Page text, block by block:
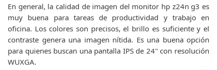
En general, la calidad de imagen del monitor hp z24n g3 es
muy buena para tareas de productividad y trabajo en
oficina. Los colores son precisos, el brillo es suficiente y el
contraste genera una imagen nítida. Es una buena opción
para quienes buscan una pantalla IPS de 24" con resolución
WUXGA.